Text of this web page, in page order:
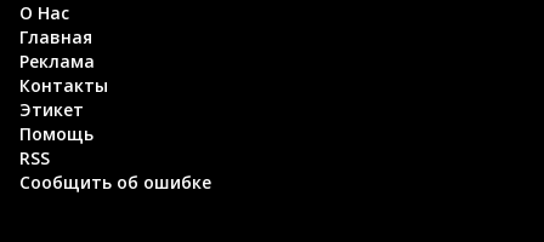
О Нас
Главная
Реклама
Контакты
Этикет
Помощь
RSS
Сообщить об ошибке